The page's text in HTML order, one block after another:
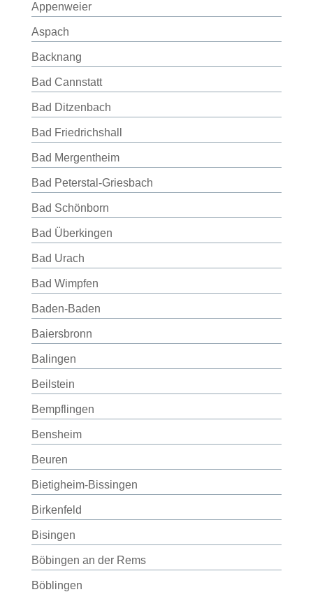
Appenweier
Aspach
Backnang
Bad Cannstatt
Bad Ditzenbach
Bad Friedrichshall
Bad Mergentheim
Bad Peterstal-Griesbach
Bad Schönborn
Bad Überkingen
Bad Urach
Bad Wimpfen
Baden-Baden
Baiersbronn
Balingen
Beilstein
Bempflingen
Bensheim
Beuren
Bietigheim-Bissingen
Birkenfeld
Bisingen
Böbingen an der Rems
Böblingen